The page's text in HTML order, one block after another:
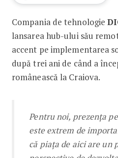
DIGITALL
Compania de tehnologie
lansarea hub-ului său
accent pe implementarea
după trei ani de când a
românească la Craiova.
Pentru noi, prezența
este extrem de
că piața de aici are un